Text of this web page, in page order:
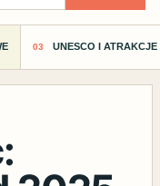
UNESCO I